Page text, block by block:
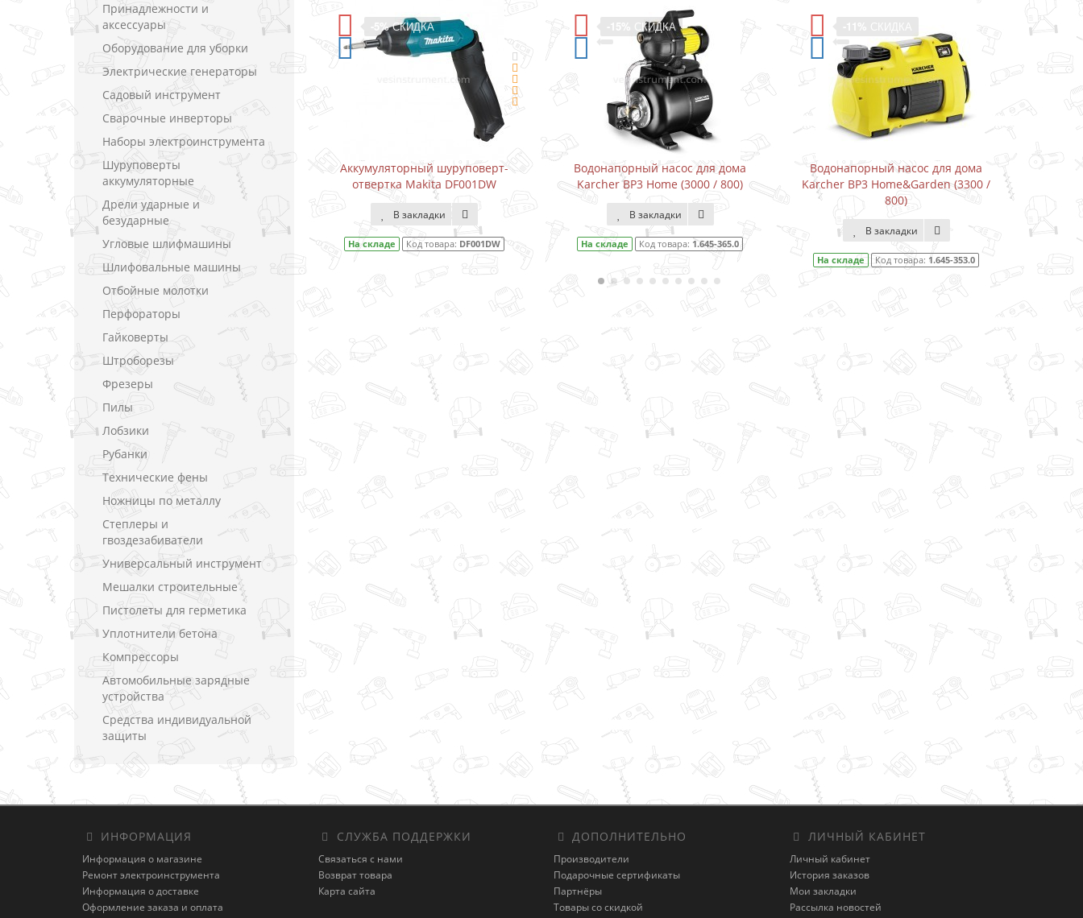
Принадлежности и
аксессуары
Оборудование для уборки
Электрические генераторы
Садовый инструмент
Сварочные инверторы
Наборы электроинструмента
Шуруповерты
аккумуляторные
Дрели ударные и
безударные
Угловые шлифмашины
Шлифовальные машины
Отбойные молотки
Перфораторы
Гайковерты
Штроборезы
Фрезеры
Пилы
Лобзики
Рубанки
Технические фены
Ножницы по металлу
Степлеры и
гвоздезабиватели
Универсальный инструмент
Мешалки строительные
Пистолеты для герметика
Уплотнители бетона
Компрессоры
Автомобильные зарядные
устройства
Средства индивидуальной
защиты
В (1.5 А)
-5%СКИДКА
Аккумуляторный дрель-шуруповерт
Makita DF333DWAE / CXT 10.8 В (2.0 А)
В закладки
На складе Код товара:DF333DWAE
-5%СКИДКА
Аккумуляторный шуруповерт-
отвертка Makita DF001DW
В закладки
На складе Код товара: DF001DW
СКИДКА
Водонапорный насос для дома
Karcher BP3 Home (3000 / 800)
В закладки
На складе Код товара: 1.645-365.0
СКИДКА
Водонапорный насос для дома
Karcher BP3 Home&Garden (3300 /
800)
В закладки
На складе Код товара: 1.645-353.0
На
ИНФОРМАЦИЯ
Информация о магазине
Ремонт электроинструмента
Информация о доставке
Оформление заказа и оплата
СЛУЖБА ПОДДЕРЖКИ
Связаться с нами
Возврат товара
Карта сайта
ДОПОЛНИТЕЛЬНО
Производители
Подарочные сертификаты
Партнёры
Товары со скидкой
ЛИЧНЫЙ КАБИНЕТ
Личный кабинет
История заказов
Мои закладки
Рассылка новостей